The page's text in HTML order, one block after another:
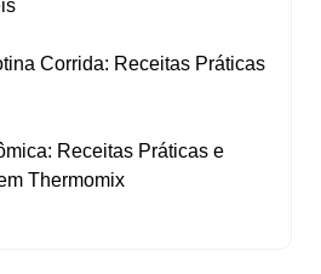
Corrida: Receitas Práticas
Receitas Práticas e
Thermomix